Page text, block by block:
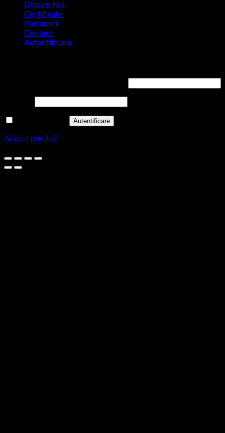
Despre Noi
Certificate
Parteneri
Contact
Autentificare
Autentificare
Ai uitat parola?